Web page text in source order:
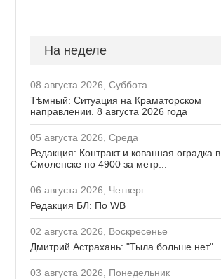
На неделе
08 августа 2026, Суббота
Тѣмный: Ситуация на Краматорском
направлении. 8 августа 2026 года
05 августа 2026, Среда
Редакция: Контракт и кованная оградка в
Смоленске по 4900 за метр...
06 августа 2026, Четверг
Редакция БЛ: По WB
02 августа 2026, Воскресенье
Дмитрий Астрахань: "Тыла больше нет"
03 августа 2026, Понедельник